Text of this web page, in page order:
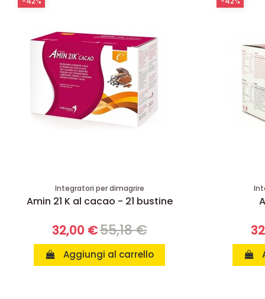
Integratori per dimagrire
Amin 21 K al cacao - 21 bustine
32,00 €55,18 €
Aggiungi al carrello